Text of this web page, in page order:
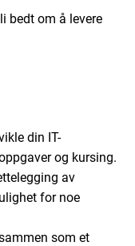
bedt om å levere
din IT-
og kursing.
av
for noe
som et